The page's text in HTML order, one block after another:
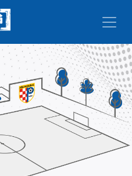
Skip to main content